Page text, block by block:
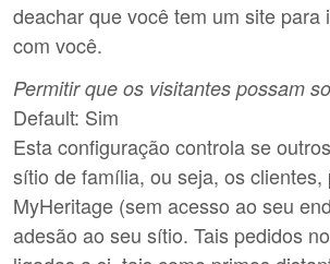
deachar que você tem um site
com você.
Permitir que os visitantes possam
Default: Sim
Esta configuração controla se
sítio de família, ou seja, os
MyHeritage (sem acesso ao seu
adesão ao seu sítio. Tais pedidos